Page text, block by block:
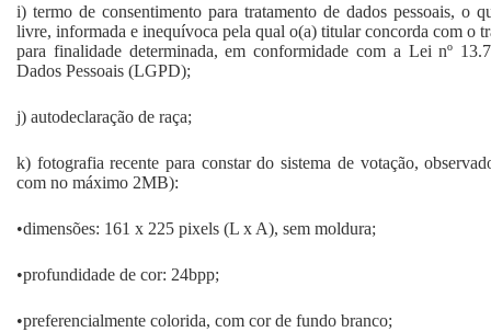
i) termo de consentimento para tratamento de dados pessoais, o
livre, informada e inequívoca pela qual o(a) titular concorda com o
para finalidade determinada, em conformidade com a Lei nº
Dados Pessoais (LGPD);
j) autodeclaração de raça;
k) fotografia recente para constar do sistema de votação,
com no máximo 2MB):
•dimensões: 161 x 225 pixels (L x A), sem moldura;
•profundidade de cor: 24bpp;
•preferencialmente colorida, com cor de fundo branco;